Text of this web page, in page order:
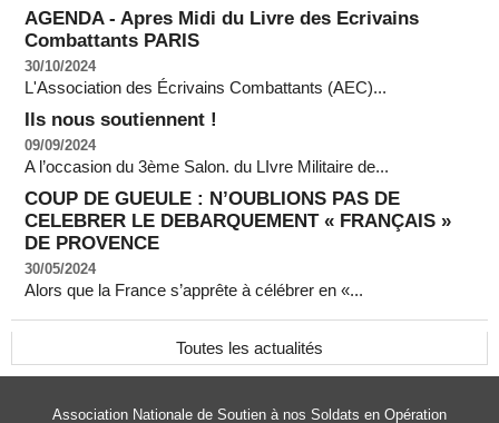
AGENDA - Apres Midi du Livre des Ecrivains
Combattants PARIS
30/10/2024
L'Association des Écrivains Combattants (AEC)...
Ils nous soutiennent !
09/09/2024
A l’occasion du 3ème Salon. du LIvre Militaire de...
COUP DE GUEULE : N’OUBLIONS PAS DE
CELEBRER LE DEBARQUEMENT « FRANÇAIS »
DE PROVENCE
30/05/2024
Alors que la France s’apprête à célébrer en «...
Toutes les actualités
Association Nationale de Soutien à nos Soldats en Opération